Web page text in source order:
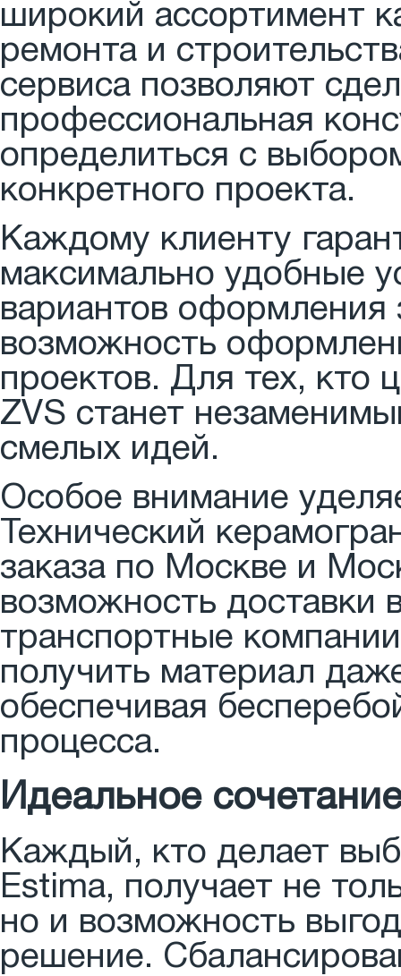
широкий ассортимент
ремонта и
сервиса позволяют
профессиональная
определиться с
конкретного проекта.
Каждому клиенту
максимально удобные
вариантов оформления
возможность
проектов. Для тех, кто
ZVS станет
смелых идей.
Особое внимание
Технический
заказа по Москве и
возможность доставки
транспортные
получить материал
обеспечивая
процесса.
Идеальное
Каждый, кто делает
Estima, получает не
но и возможность
решение.